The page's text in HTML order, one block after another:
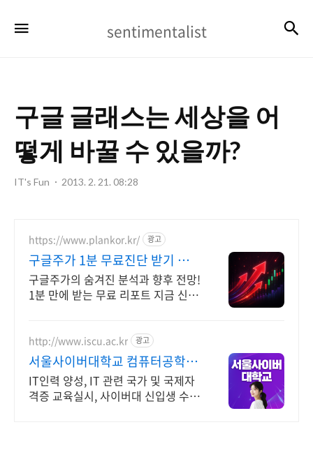
sentimentalist
구글 글래스는 세상을 어
떻게 바꿀 수 있을까?
IT's Fun 2013. 2. 21. 08:28
https://www.plankor.kr/ 광고
구글주가 1분 무료진단 받기 가
입즉시 무료리포트 100%
구글주가의 숨겨진 분석과 향후 전망!
1분 만에 받는 무료 리포트 지금 신청
http://www.iscu.ac.kr 광고
서울사이버대학교 컴퓨터공학과
2026 가을학기 신편입생
IT인력 양성, IT 관련 국가 및 국제자
격증 교육실시, 사이버대 신입생 수 1